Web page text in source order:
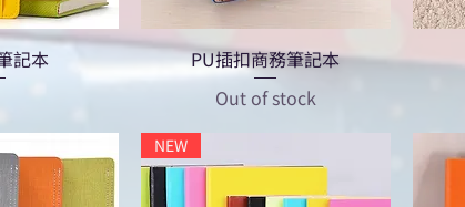
記本
PU插扣商務筆記本
Out of stock
NEW